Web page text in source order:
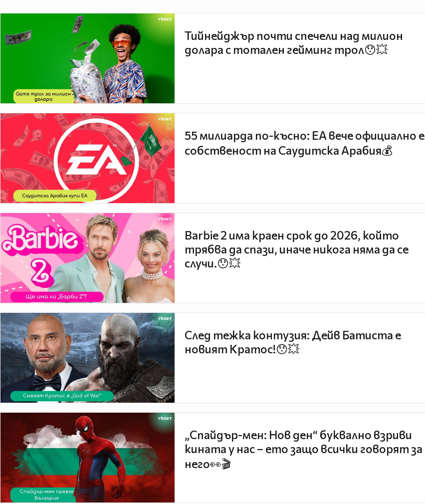
Тийнейджър почти спечели над милион
долара с тотален гейминг трол😯💥
55 милиарда по-късно: EA вече официално е
собственост на Саудитска Арабия💰
Barbie 2 има краен срок до 2026, който
трябва да спази, иначе никога няма да се
случи.😯💥
След тежка контузия: Дейв Батиста е
новият Кратос!😯💥
„Спайдър-мен: Нов ден“ буквално взриви
кината у нас – ето защо всички говорят за
него👀🎬